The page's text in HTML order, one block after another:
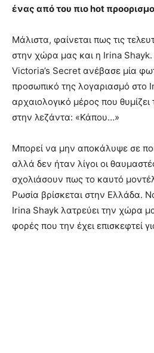
ένας από του πιο hot
Μάλιστα, φαίνεται πως τις
στην χώρα μας και η Irina Shayk.
Victoria’s Secret ανέβασε μία
προσωπικό της λογαριασμό στο
αρχαιολογικό μέρος που
στην λεζάντα: «Κάπου…»
Μπορεί να μην αποκάλυψε σε
αλλά δεν ήταν λίγοι οι
σχολιάσουν πως το καυτό
Ρωσία βρίσκεται στην Ελλάδα.
Irina Shayk λατρεύει την χώρα
φορές που την έχει επισκεφτεί